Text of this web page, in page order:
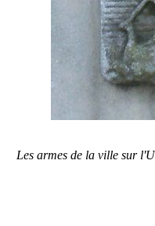
Les armes de la ville sur